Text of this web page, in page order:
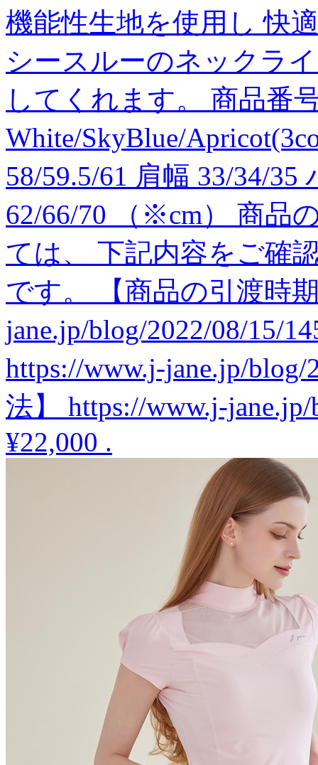
機能性生地を使用し 快
シースルーのネックラ
してくれます。 商品番
White/SkyBlue/
58/59.5/61 肩幅 33/34/
62/66/70 （※cm） 商品
ては、 下記内容をご確
です。 【商品の引渡時
jane.jp/blog/2022/08/15/
https://www.j-jane.jp/
法】 https://www.j-
¥22,000 .